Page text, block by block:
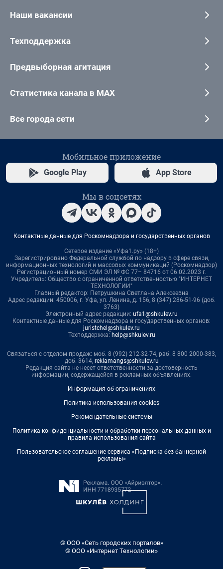
Наши вакансии
Техподдержка
Предвыборная агитация
Статистика канала в MAX
Все города сети
Мобильное приложение
Google Play App Store
Мы в соцсетях
Контактные данные для Роскомнадзора и государственных органов
Сетевое издание «Уфа1.ру» (18+)
Зарегистрировано Федеральной службой по надзору в сфере связи,
информационных технологий и массовых коммуникаций (Роскомнадзор)
Регистрационный номер СМИ ЭЛ № ФС 77– 84716 от 06.02.2023 г.
Учредитель: Общество с ограниченной ответственностью "ИНТЕРНЕТ
ТЕХНОЛОГИИ"
Главный редактор: Петрушкина Светлана Алексеевна
Адрес редакции: 450006, г. Уфа, ул. Ленина, д. 156, 8 (347) 286-51-96 (доб.
3763)
Электронный адрес редакции: ufa1@shkulev.ru
Контактные данные для Роскомнадзора и государственных органов:
juristchel@shkulev.ru
Техподдержка: help@shkulev.ru
Связаться с отделом продаж: моб. 8 (992) 212-32-74, раб. 8 800 2000-383,
доб. 3614, reklamangs@shkulev.ru
Редакция сайта не несет ответственности за достоверность
информации, содержащейся в рекламных объявлениях.
Информация об ограничениях
Политика использования cookies
Рекомендательные системы
Политика конфиденциальности и обработки персональных данных и
правила использования сайта
Пользовательское соглашение сервиса «Подписка без баннерной
рекламы»
© ООО «Сеть городских порталов»
© ООО «Интернет Технологии»